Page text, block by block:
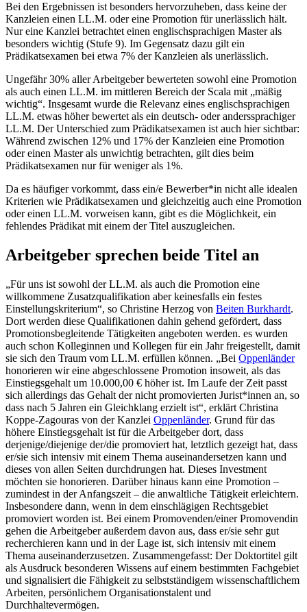
Bei den Ergebnissen ist besonders hervorzuheben, dass keine der
Kanzleien einen LL.M. oder eine Promotion für unerlässlich hält.
Nur eine Kanzlei betrachtet einen englischsprachigen Master als
besonders wichtig (Stufe 9). Im Gegensatz dazu gilt ein
Prädikatsexamen bei etwa 7% der Kanzleien als unerlässlich.
Ungefähr 30% aller Arbeitgeber bewerteten sowohl eine Promotion
als auch einen LL.M. im mittleren Bereich der Scala mit „mäßig
wichtig“. Insgesamt wurde die Relevanz eines englischsprachigen
LL.M. etwas höher bewertet als ein deutsch- oder anderssprachiger
LL.M. Der Unterschied zum Prädikatsexamen ist auch hier sichtbar:
Während zwischen 12% und 17% der Kanzleien eine Promotion
oder einen Master als unwichtig betrachten, gilt dies beim
Prädikatsexamen nur für weniger als 1%.
Da es häufiger vorkommt, dass ein/e Bewerber*in nicht alle idealen
Kriterien wie Prädikatsexamen und gleichzeitig auch eine Promotion
oder einen LL.M. vorweisen kann, gibt es die Möglichkeit, ein
fehlendes Prädikat mit einem der Titel auszugleichen.
Arbeitgeber sprechen beide Titel an
„Für uns ist sowohl der LL.M. als auch die Promotion eine
willkommene Zusatzqualifikation aber keinesfalls ein festes
Einstellungskriterium“, so Christine Herzog von Beiten Burkhardt.
Dort werden diese Qualifikationen dahin gehend gefördert, dass
Promotionsbegleitende Tätigkeiten angeboten werden. es wurden
auch schon Kolleginnen und Kollegen für ein Jahr freigestellt, damit
sie sich den Traum vom LL.M. erfüllen können. „Bei Oppenländer
honorieren wir eine abgeschlossene Promotion insoweit, als das
Einstiegsgehalt um 10.000,00 € höher ist. Im Laufe der Zeit passt
sich allerdings das Gehalt der nicht promovierten Jurist*innen an, so
dass nach 5 Jahren ein Gleichklang erzielt ist“, erklärt Christina
Koppe-Zagouras von der Kanzlei Oppenländer. Grund für das
höhere Einstiegsgehalt ist für die Arbeitgeber dort, dass
derjenige/diejenige der/die promoviert hat, letztlich gezeigt hat, dass
er/sie sich intensiv mit einem Thema auseinandersetzen kann und
dieses von allen Seiten durchdrungen hat. Dieses Investment
möchten sie honorieren. Darüber hinaus kann eine Promotion –
zumindest in der Anfangszeit – die anwaltliche Tätigkeit erleichtern.
Insbesondere dann, wenn in dem einschlägigen Rechtsgebiet
promoviert worden ist. Bei einem Promovenden/einer Promovendin
gehen die Arbeitgeber außerdem davon aus, dass er/sie sehr gut
recherchieren kann und in der Lage ist, sich intensiv mit einem
Thema auseinanderzusetzen. Zusammengefasst: Der Doktortitel gilt
als Ausdruck besonderen Wissens auf einem bestimmten Fachgebiet
und signalisiert die Fähigkeit zu selbstständigem wissenschaftlichem
Arbeiten, persönlichem Organisationstalent und
Durchhaltevermögen.